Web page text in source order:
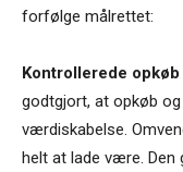
forfølge målrettet:
Kontrollerede
godtgjort, at opkøb
værdiskabelse.
helt at lade være. Den